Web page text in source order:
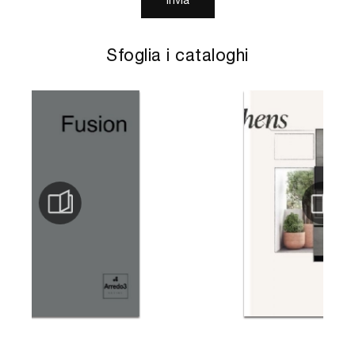
Sfoglia i cataloghi